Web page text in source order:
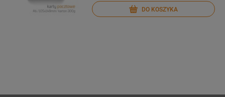
DO KOSZYKA